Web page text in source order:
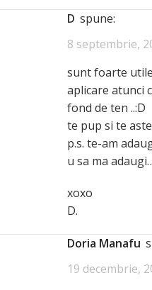
D spune:
8 septembrie,
sunt foarte
aplicare atunci
fond de ten ..:D
te pup si te
p.s. te-am
u sa ma
xoxo
D.
Doria Manafu
19 decembrie,